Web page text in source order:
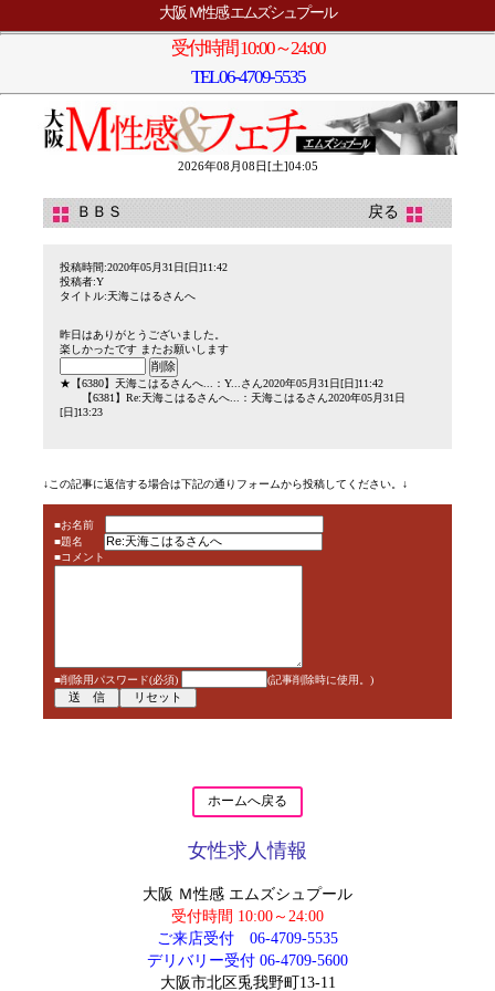
大阪 Ｍ性感 エムズシュプール
受付時間 10:00～24:00
TEL06-4709-5535
2026年08月08日[土]04:05
ＢＢＳ 戻る
投稿時間:2020年05月31日[日]11:42
投稿者:Y
タイトル:天海こはるさんへ
昨日はありがとうございました。
楽しかったです またお願いします
★ 【6380】 天海こはるさんへ...
：Y...さん2020年05月31日[日]11:42
【6381】 Re:天海こはるさんへ...
：天海こはるさん2020年05月31日
[日]13:23
↓この記事に返信する場合は下記の通りフォームから投稿してください。↓
■お名前
■題名
■コメント
■削除用パスワード(必須) (記事削除時に使用。)
ホームへ戻る
女性求人情報
大阪 Ｍ性感 エムズシュプール
受付時間 10:00～24:00
ご来店受付 06-4709-5535
デリバリー受付 06-4709-5600
大阪市北区兎我野町13-11